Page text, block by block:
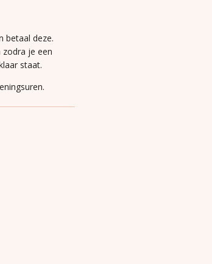
betaal deze.
zodra je een
staat.